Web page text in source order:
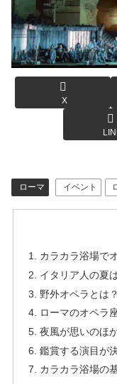
X
ローマ イベント
カラカラ浴場で
イタリア人の夏
野外オペラとは？
ローマのオペラ
夜風が思いのほ
鑑賞する演目が
カラカラ浴場の